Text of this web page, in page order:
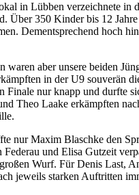
in Lübben verzeichnete in
Über 350 Kinder bis 12
Dementsprechend hoch
waren aber unsere beiden
in der U9 souverän
Finale nur knapp und durfte
Theo Laake erkämpften
nur Maxim Blaschke den
Federau und Elisa Gutzeit
Wurf. Für Denis Last,
jeweils starken Auftritten